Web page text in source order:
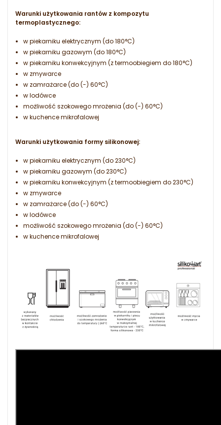
Warunki użytkowania rantów z kompozytu
termoplastycznego:
w piekarniku elektrycznym (do 180°C)
w piekarniku gazowym (do 180°C)
w piekarniku konwekcyjnym (z termoobiegiem do 180°C)
w zmywarce
w zamrażarce (do (-) 60°C)
w lodówce
możliwość szokowego mrożenia (do (-) 60°C)
w kuchence mikrofalowej
Warunki użytkowania formy silikonowej:
w piekarniku elektrycznym (do 230°C)
w piekarniku gazowym (do 230°C)
w piekarniku konwekcyjnym (z termoobiegiem do 230°C)
w zmywarce
w zamrażarce (do (-) 60°C)
w lodówce
możliwość szokowego mrożenia (do (-) 60°C)
w kuchence mikrofalowej